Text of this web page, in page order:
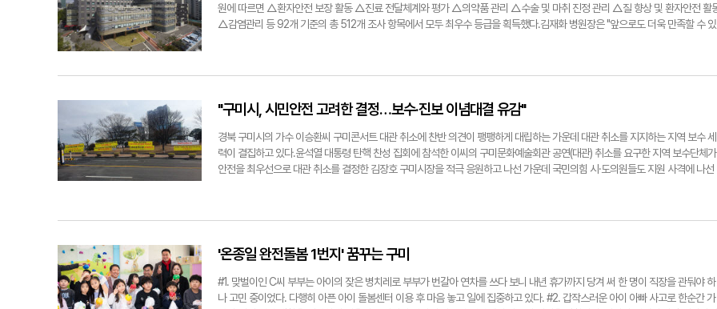
원에 따르면 △환자안전 보장 활동 △진료 전달체계와 평가 △의약품 관리 △수술 및 마취 진정 관리 △질 향상 및 환자안전 활
△감염관리 등 92개 기준의 총 512개 조사 항목에서 모두 최우수 등급을 획득했다.김재화 병원장은 "앞으로도 더욱 만족할 수 있
"구미시, 시민안전 고려한 결정…보수·진보 이념대결 유감"
경북 구미시의 가수 이승환씨 구미콘서트 대관 취소에 찬반 의견이 팽팽하게 대립하는 가운데 대관 취소를 지지하는 지역 보수 세
력이 결집하고 있다.윤석열 대통령 탄핵 찬성 집회에 참석한 이씨의 구미문화예술회관 공연(대관) 취소를 요구한 지역 보수단체가
안전을 최우선으로 대관 취소를 결정한 김장호 구미시장을 적극 응원하고 나선 가운데 국민의힘 시·도의원들도 지원 사격에 나선
이 감사하다'라는 현수막까지 10여 개 걸렸다. 구미시의회 A 의원은 "이승환씨의 정치적 발언 자제 서약서 날인 거부도 문제지만,
이후 구미를 무시하고 조롱하는 듯한 대응이 일을 더 크게 만든 것"이라며 "사실상 이씨는 콘서트에서 정치적 발언을 하겠다는 뜻
이고 구미시로서는 콘서트 취소 집회까지 계속되는 상황에서 안전사고 발생이 우려되는 만큼 대관 취소를 결정할 수밖에 없는
것"이라고 밝혔다.김 시장 역시 자신의 SNS를 통해 "구미시는 예술 공연 표현의 자유를 제한하고자 하는 것이 아니라 모든 공연은
'온종일 완전돌봄 1번지' 꿈꾸는 구미
#1. 맞벌이인 C씨 부부는 아이의 잦은 병치레로 부부가 번갈아 연차를 쓰다 보니 내년 휴가까지 당겨 써 한 명이 직장을 관둬야 하
나 고민 중이었다. 다행히 아픈 아이 돌봄센터 이용 후 마음 놓고 일에 집중하고 있다. #2. 갑작스러운 아이 아빠 사고로 한순간 가